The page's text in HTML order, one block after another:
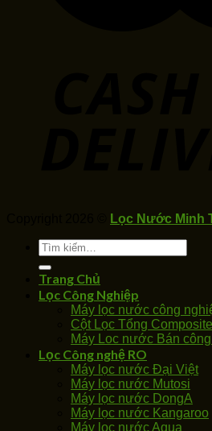
Lọc Nước Minh
Tìm
kiếm:
Trang Chủ
Lọc Công Nghiệp
Máy lọc nước công
Cột Lọc Tổng Composite
Máy Loc nước Bán
Lọc Công nghệ RO
Máy lọc nước Đại Việt
Máy lọc nước Mutosi
Máy lọc nước DongA
Máy lọc nước Kangaroo
Máy lọc nước Aqua